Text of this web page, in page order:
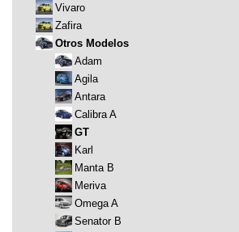
Vivaro
Zafira
Otros Modelos
Adam
Agila
Antara
Calibra A
GT
Karl
Manta B
Meriva
Omega A
Senator B